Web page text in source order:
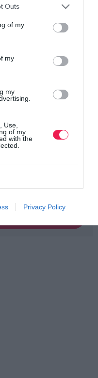
Outs
of my
my
my
Use,
of my
with the
Privacy Policy